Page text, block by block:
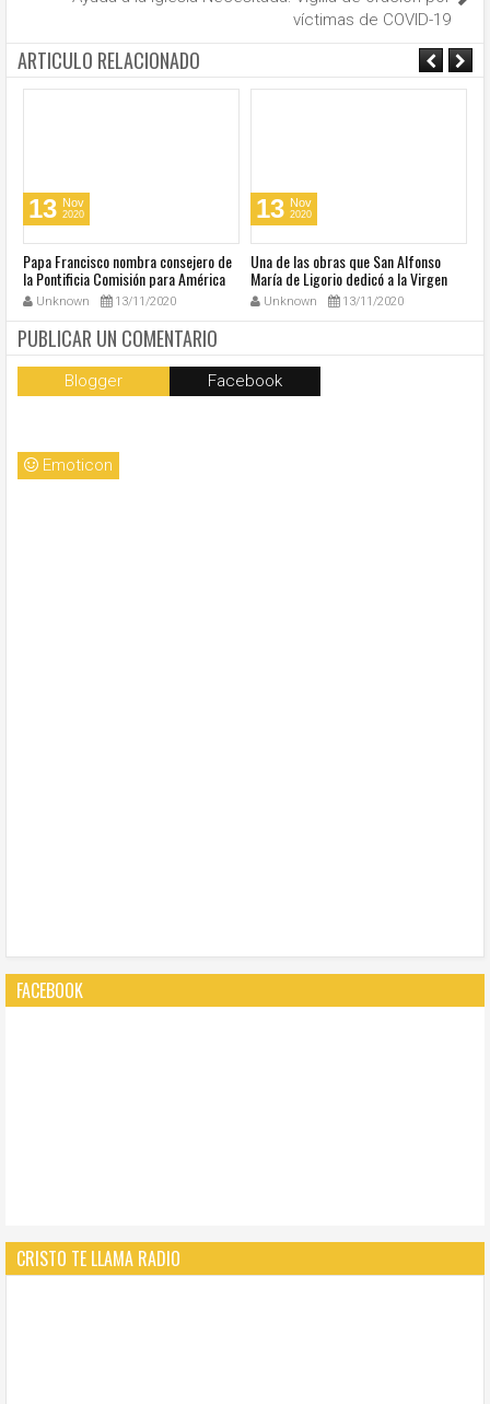
víctimas de COVID-19
ARTICULO RELACIONADO
13 Nov
2020
Papa Francisco nombra consejero de
la Pontificia Comisión para América
Latina
Unknown 13/11/2020
13 Nov
2020
Una de las obras que San Alfonso
María de Ligorio dedicó a la Virgen
cumple 270 años
Unknown 13/11/2020
PUBLICAR UN COMENTARIO
Blogger Facebook
Emoticon
FACEBOOK
CRISTO TE LLAMA RADIO